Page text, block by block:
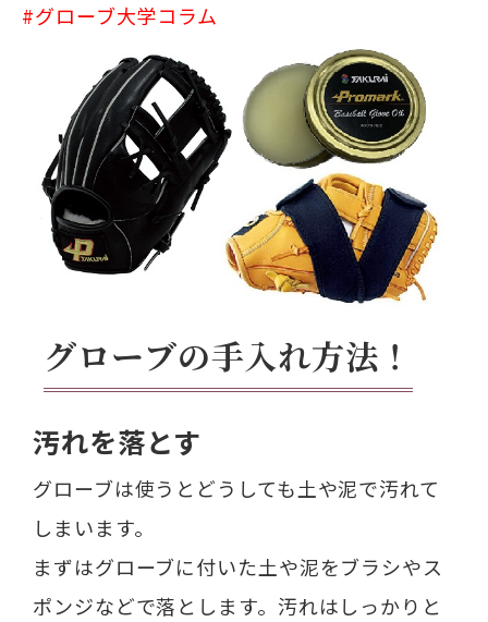
#グローブ大学コラム
グローブの手入れ方法！
汚れを落とす
グローブは使うとどうしても土や泥で汚れて
しまいます。
まずはグローブに付いた土や泥をブラシやス
ポンジなどで落とします。汚れはしっかりと